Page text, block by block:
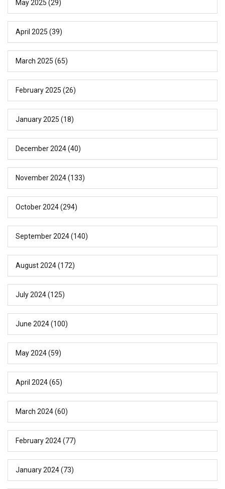
May 2025 (29)
April 2025 (39)
March 2025 (65)
February 2025 (26)
January 2025 (18)
December 2024(40)
November 2024(133)
October 2024(294)
September 2024(140)
August 2024(172)
July 2024(125)
June 2024(100)
May 2024(59)
April 2024(65)
March 2024(60)
February 2024(77)
January 2024(73)